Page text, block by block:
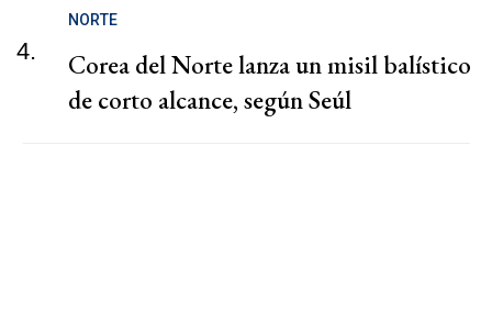
4.
NORTE
Corea del Norte lanza un misil balístico
de corto alcance, según Seúl